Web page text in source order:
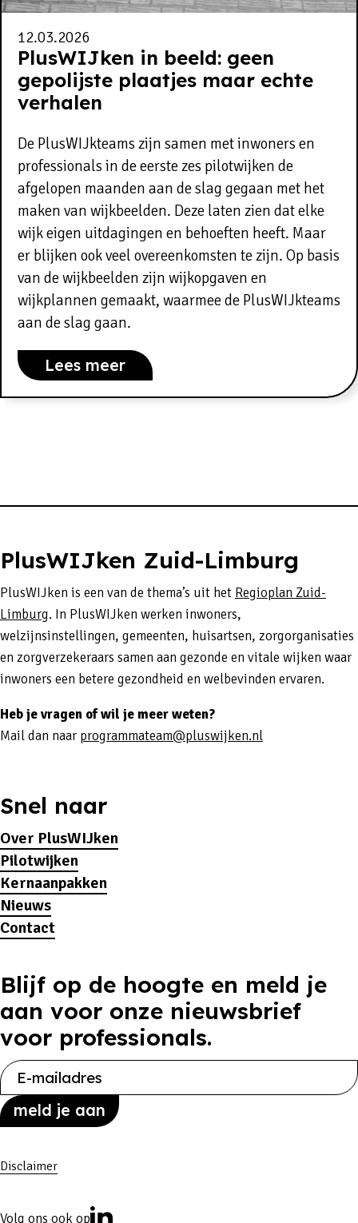
12.03.2026
PlusWIJken in beeld: geen
gepolijste plaatjes maar echte
verhalen
De PlusWIJkteams zijn samen met inwoners en
professionals in de eerste zes pilotwijken de
afgelopen maanden aan de slag gegaan met het
maken van wijkbeelden. Deze laten zien dat elke
wijk eigen uitdagingen en behoeften heeft. Maar
er blijken ook veel overeenkomsten te zijn. Op basis
van de wijkbeelden zijn wijkopgaven en
wijkplannen gemaakt, waarmee de PlusWIJkteams
aan de slag gaan.
Lees meer
PlusWIJken Zuid-Limburg
PlusWIJken is een van de thema’s uit het Regioplan Zuid-
Limburg. In PlusWIJken werken inwoners,
welzijnsinstellingen, gemeenten, huisartsen, zorgorganisaties
en zorgverzekeraars samen aan gezonde en vitale wijken waar
inwoners een betere gezondheid en welbevinden ervaren.
Heb je vragen of wil je meer weten?
Mail dan naar programmateam@pluswijken.nl
Snel naar
Over PlusWIJken
Pilotwijken
Kernaanpakken
Nieuws
Contact
Blijf op de hoogte en meld je
aan voor onze nieuwsbrief
voor professionals.
Disclaimer
Volg ons ook op